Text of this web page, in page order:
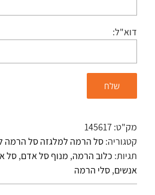
דוא"ל:
מק"ט:145617
קטגוריה:סל הרמה למלגזה סל הרמה
תגיות: כלוב הרמה, מנוף סל אדם,סל
אנשים,סלי הרמה